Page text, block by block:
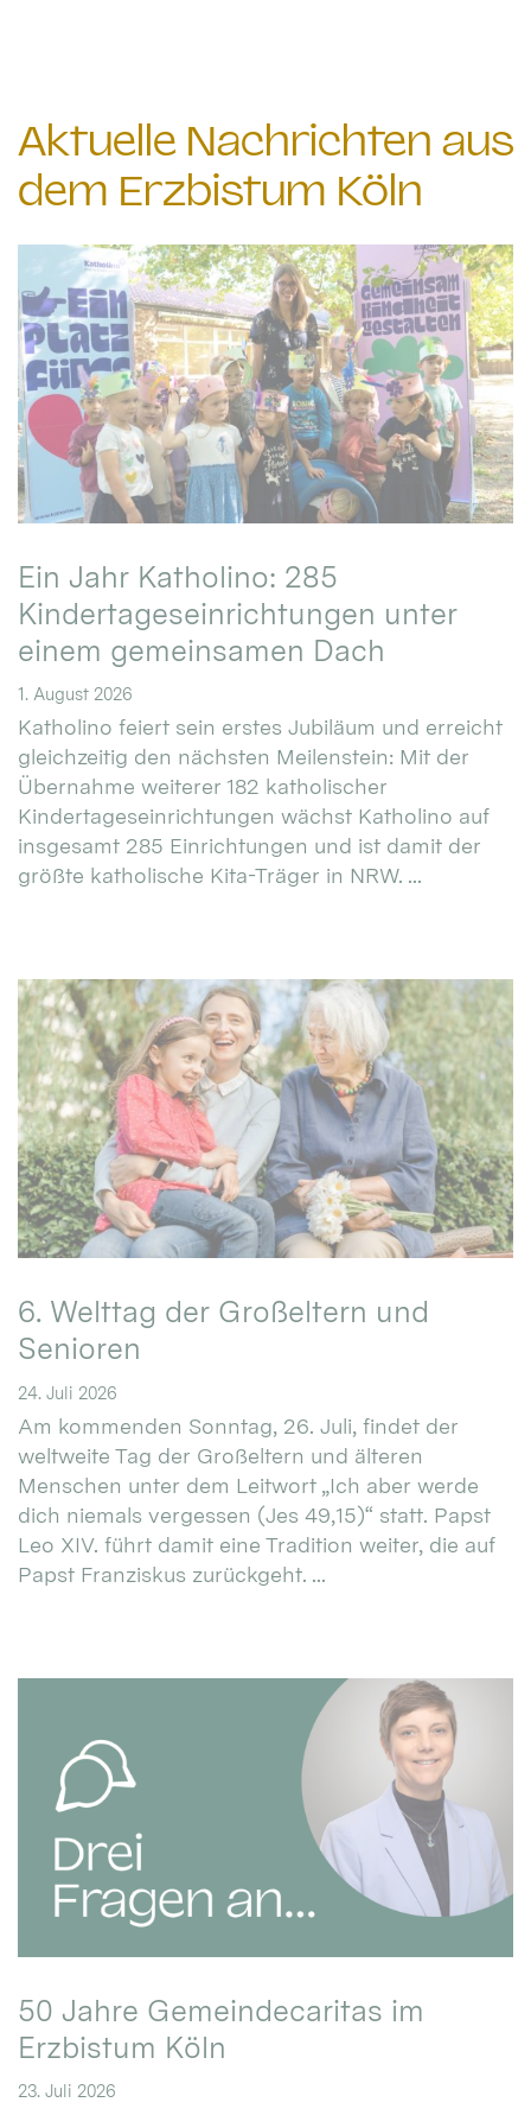
Aktuelle Nachrichten aus
dem Erzbistum Köln
Ein Jahr Katholino: 285
Kindertageseinrichtungen unter
einem gemeinsamen Dach
1. August 2026
Katholino feiert sein erstes Jubiläum und erreicht
gleichzeitig den nächsten Meilenstein: Mit der
Übernahme weiterer 182 katholischer
Kindertageseinrichtungen wächst Katholino auf
insgesamt 285 Einrichtungen und ist damit der
größte katholische Kita-Träger in NRW. ...
6. Welttag der Großeltern und
Senioren
24. Juli 2026
Am kommenden Sonntag, 26. Juli, findet der
weltweite Tag der Großeltern und älteren
Menschen unter dem Leitwort „Ich aber werde
dich niemals vergessen (Jes 49,15)“ statt. Papst
Leo XIV. führt damit eine Tradition weiter, die auf
Papst Franziskus zurückgeht. ...
50 Jahre Gemeindecaritas im
Erzbistum Köln
23. Juli 2026